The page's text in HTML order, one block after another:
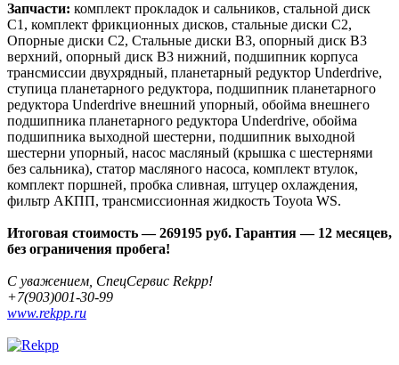
Запчасти: комплект прокладок и сальников, стальной диск
С1, комплект фрикционных дисков, стальные диски С2,
Опорные диски С2, Стальные диски B3, опорный диск В3
верхний, опорный диск В3 нижний, подшипник корпуса
трансмиссии двухрядный, планетарный редуктор Underdrive,
ступица планетарного редуктора, подшипник планетарного
редуктора Underdrive внешний упорный, обойма внешнего
подшипника планетарного редуктора Underdrive, обойма
подшипника выходной шестерни, подшипник выходной
шестерни упорный, насос масляный (крышка с шестернями
без сальника), статор масляного насоса, комплект втулок,
комплект поршней, пробка сливная, штуцер охлаждения,
фильтр АКПП, трансмиссионная жидкость Toyota WS.
Итоговая стоимость — 269195 руб. Гарантия — 12 месяцев,
без ограничения пробега!
С уважением, СпецСервис Rekpp!
+7(903)001-30-99
www.rekpp.ru